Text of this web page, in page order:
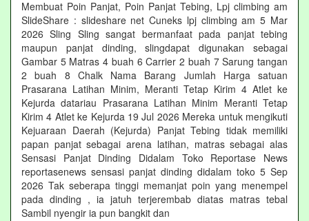
Membuat Poin Panjat, Poin Panjat Tebing, Lpj climbing am
SlideShare : slideshare net Cuneks lpj climbing am 5 Mar
2026 Sling Sling sangat bermanfaat pada panjat tebing
maupun panjat dinding, slingdapat digunakan sebagai
Gambar 5 Matras 4 buah 6 Carrier 2 buah 7 Sarung tangan
2 buah 8 Chalk Nama Barang Jumlah Harga satuan
Prasarana Latihan Minim, Meranti Tetap Kirim 4 Atlet ke
Kejurda datariau Prasarana Latihan Minim Meranti Tetap
Kirim 4 Atlet ke Kejurda 19 Jul 2026 Mereka untuk mengikuti
Kejuaraan Daerah (Kejurda) Panjat Tebing tidak memiliki
papan panjat sebagai arena latihan, matras sebagai alas
Sensasi Panjat Dinding Didalam Toko Reportase News
reportasenews sensasi panjat dinding didalam toko 5 Sep
2026 Tak seberapa tinggi memanjat poin yang menempel
pada dinding , ia jatuh terjerembab diatas matras tebal
Sambil nyengir ia pun bangkit dan